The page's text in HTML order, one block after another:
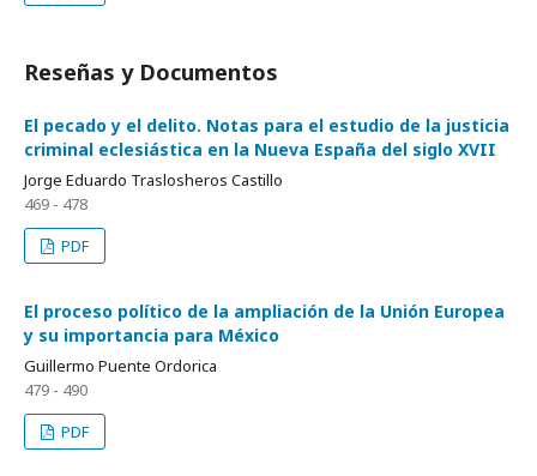
Reseñas y Documentos
El pecado y el delito. Notas para el estudio de la justicia
criminal eclesiástica en la Nueva España del siglo XVII
Jorge Eduardo Traslosheros Castillo
469 - 478
PDF
El proceso político de la ampliación de la Unión Europea
y su importancia para México
Guillermo Puente Ordorica
479 - 490
PDF